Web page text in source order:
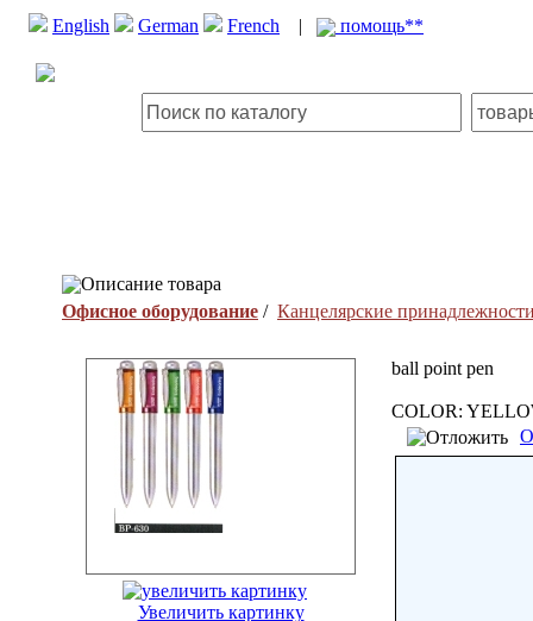
English German French | помощь**
Описание товара
Офисное оборудование / Канцелярские
Увеличить картинку
ball point pen
COLOR: